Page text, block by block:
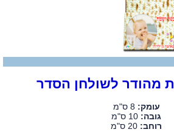
מהודר לשולחן הסדר
עומק:
גובה:
רוחב: